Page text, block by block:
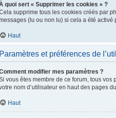
quoi sert « Supprimer les cookies » ?
supprime tous les cookies créés par
(lu ou non lu) si cela a été
Haut
Paramètres et préférences de
modifier mes paramètres ?
vous êtes membre de ce forum, tous
nom d’utilisateur en haut des pages
Haut